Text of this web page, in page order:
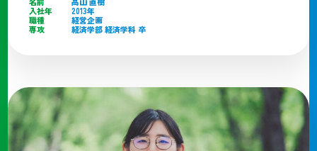
入社年
2013年
職種
経営企画
専攻
経済学部 経済学科 卒